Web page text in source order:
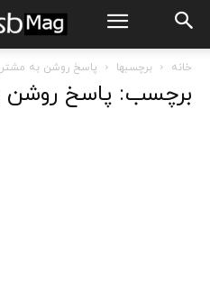
خانه برچسبها پاسخ روشن به
برچسب: پاسخ روشن